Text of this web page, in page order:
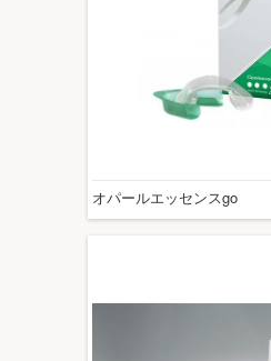
オパールエッセンスgo